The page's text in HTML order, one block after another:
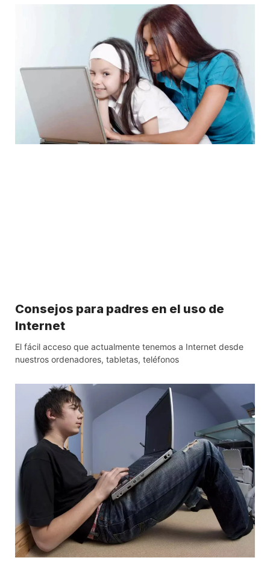
Consejos para padres en el uso de
Internet
El fácil acceso que actualmente tenemos a Internet desde
nuestros ordenadores, tabletas, teléfonos